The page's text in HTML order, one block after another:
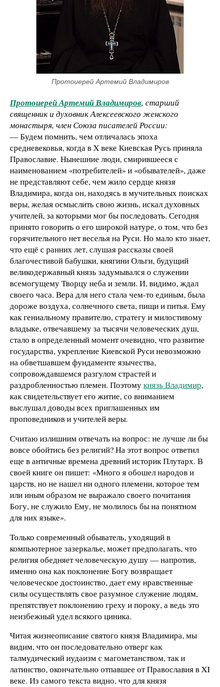
Протоиерей Артемий Владимиров
Протоиерей Артемий Владимиров, старший
священник и духовник Алексеевского женского
монастыря, член Союза писателей России:
— Будем помнить, чем отличалась эпоха
средневековья, когда в X веке Киевская Русь приняла
Православие. Нынешние люди, смирившееся с
наименованием «потребителей» и «обывателей», даже
не представляют себе, чем жило сердце князя
Владимира, когда он, находясь в мучительных поисках
веры, желая осмыслить свою жизнь, искал духовных
учителей, за которыми мог бы последовать. Сегодня
принято говорить о его широкой натуре, о том, что без
горячительного нет веселья на Руси. Но мало кто знает,
что ещё с ранних лет, слушая рассказы своей
благочестивой бабушки, княгини Ольги, будущий
великодержавный князь задумывался о служении
всемогущему Творцу неба и земли. И, видимо, ждал
своего часа. Вера для него стала чем-то единым, была
дороже воздуха, солнечного света, пищи и питья. Ему
как гениальному правителю, стратегу и милостивому
владыке, отвечавшему за тысячи человеческих душ,
стало в определенный момент очевидно, что развитие
государства, укрепление Киевской Руси невозможно
на обветшавшем фундаменте язычества,
сопровождавшемся разгулом страстей и
раздробленностью племен. Поэтомукнязь Владимир,
как свидетельствует его житие, со вниманием
выслушал доводы всех приглашенных им
проповедников и учителей веры.
Считаю излишним отвечать на вопрос: не лучше ли бы
вовсе обойтись без религий? На этот вопрос ответил
еще в античные времена древний историк Плутарх. В
своей книге он пишет: «Много я обошел народов и
царств, но не нашел ни одного племени, которое тем
или иным образом не выражало своего почитания
Богу, не служило Ему, не молилось бы на понятном
для них языке».
Только современный обыватель, уходящий в
компьютерное зазеркалье, может предполагать, что
религия обедняет человеческую душу — напротив,
именно она как поклонение Богу возвращает
человеческое достоинство, дает ему нравственные
силы осуществлять свое разумное служение людям,
препятствует поклонению греху и пороку, а ведь это
неизбежный удел всякого циника.
Читая жизнеописание святого князя Владимира, мы
видим, что он последовательно отверг как
талмудический иудаизм с магометанством, так и
латинство, окончательно отпавшее от Православия в XI
веке. Из самого текста видно, что для князя